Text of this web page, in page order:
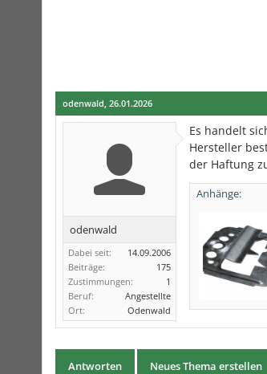
odenwald, 26.01.2026
odenwald
Dabei seit:
14.09.2006
Beiträge:
175
Zustimmungen:
1
Beruf:
Angestellte
Ort:
Odenwald
Es handelt
Hersteller
der Haftung
Anhänge:
Antworten Neues Thema erstellen